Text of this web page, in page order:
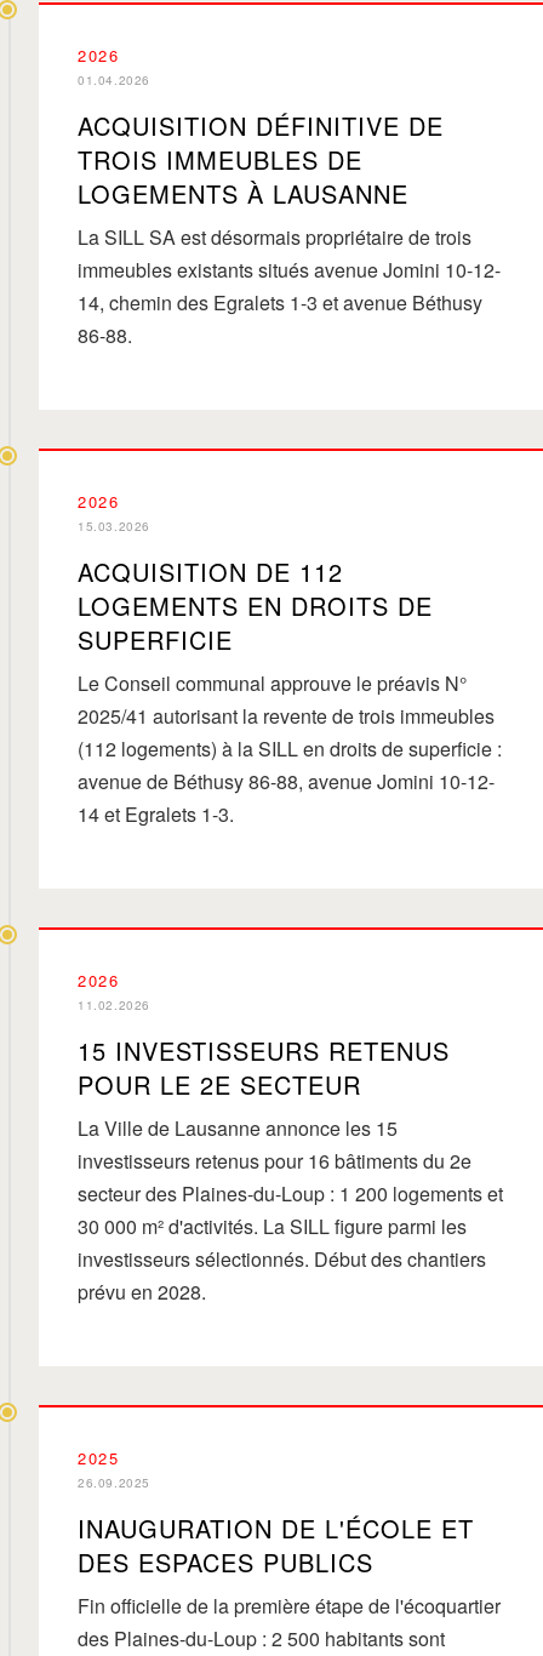
2026
01.04.2026
ACQUISITION DÉFINITIVE DE
TROIS IMMEUBLES DE
LOGEMENTS À LAUSANNE
La SILL SA est désormais propriétaire de trois
immeubles existants situés avenue Jomini 10-12-
14, chemin des Egralets 1-3 et avenue Béthusy
86-88.
2026
15.03.2026
ACQUISITION DE 112
LOGEMENTS EN DROITS DE
SUPERFICIE
Le Conseil communal approuve le préavis N°
2025/41 autorisant la revente de trois immeubles
(112 logements) à la SILL en droits de superficie :
avenue de Béthusy 86-88, avenue Jomini 10-12-
14 et Egralets 1-3.
2026
11.02.2026
15 INVESTISSEURS RETENUS
POUR LE 2E SECTEUR
La Ville de Lausanne annonce les 15
investisseurs retenus pour 16 bâtiments du 2e
secteur des Plaines-du-Loup : 1 200 logements et
30 000 m² d'activités. La SILL figure parmi les
investisseurs sélectionnés. Début des chantiers
prévu en 2028.
2025
26.09.2025
INAUGURATION DE L'ÉCOLE ET
DES ESPACES PUBLICS
Fin officielle de la première étape de l'écoquartier
des Plaines-du-Loup : 2 500 habitants sont